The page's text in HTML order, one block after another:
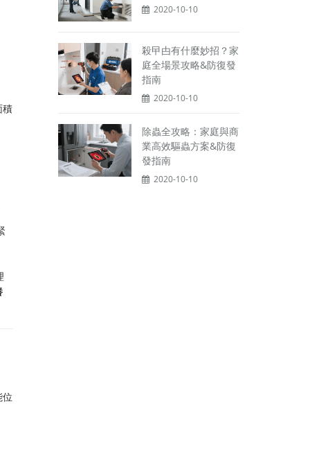
積
2020-10-10
殺曱甴有什麼妙招？家
庭全場景攻略&防復發
指南
2020-10-10
除蟲全攻略：家庭與商
業高效驅蟲方案&防復
發指南
2020-10-10